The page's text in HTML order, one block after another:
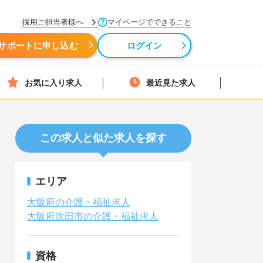
採用ご担当者様へ マイページでできること
ポートに申し込む ログイン
お気に入り求人 最近見た求人
この求人と似た求人を探す
エリア
大阪府の介護・福祉求人
大阪府吹田市の介護・福祉求人
資格